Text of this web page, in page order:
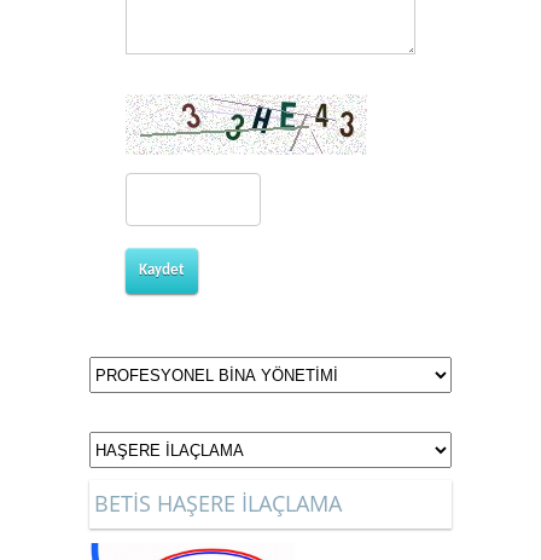
Kaydet
BETİS HAŞERE İLAÇLAMA